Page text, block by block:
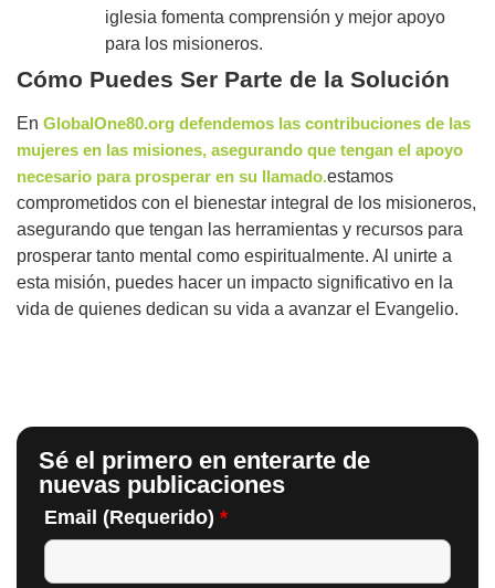
iglesia fomenta comprensión y mejor apoyo
para los misioneros.
Cómo Puedes Ser Parte de la Solución
En GlobalOne80.org defendemos las contribuciones de las
mujeres en las misiones, asegurando que tengan el apoyo
necesario para prosperar en su llamado.estamos
comprometidos con el bienestar integral de los misioneros,
asegurando que tengan las herramientas y recursos para
prosperar tanto mental como espiritualmente. Al unirte a
esta misión, puedes hacer un impacto significativo en la
vida de quienes dedican su vida a avanzar el Evangelio.
Sé el primero en enterarte de
nuevas publicaciones
Email (Requerido) *